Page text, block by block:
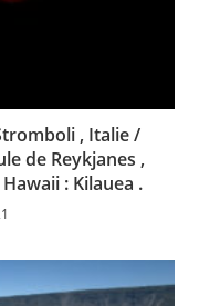
, Italie /
de Reykjanes ,
: Kilauea .